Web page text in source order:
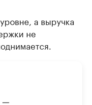
а выручка
не
—